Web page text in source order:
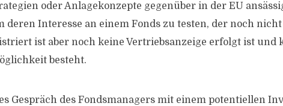
oder Anlagekonzepte gegenüber in der EU
deren Interesse an einem Fonds zu testen, der noch
ist aber noch keine Vertriebsanzeige erfolgt ist und
besteht.
Gespräch des Fondsmanagers mit einem potentiellen